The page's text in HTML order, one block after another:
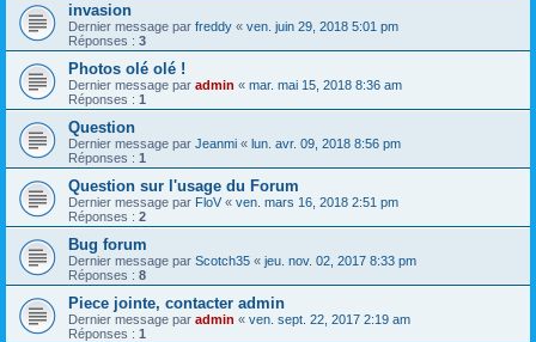
invasion
Dernier message par freddy « ven. juin 29, 2018 5:01 pm
Réponses : 3
Photos olé olé !
Dernier message par admin « mar. mai 15, 2018 8:36 am
Réponses : 1
Question
Dernier message par Jeanmi « lun. avr. 09, 2018 8:56 pm
Réponses : 1
Question sur l'usage du Forum
Dernier message par FloV « ven. mars 16, 2018 2:51 pm
Réponses : 2
Bug forum
Dernier message par Scotch35 « jeu. nov. 02, 2017 8:33 pm
Réponses : 8
Piece jointe, contacter admin
Dernier message par admin « ven. sept. 22, 2017 2:19 am
Réponses : 1